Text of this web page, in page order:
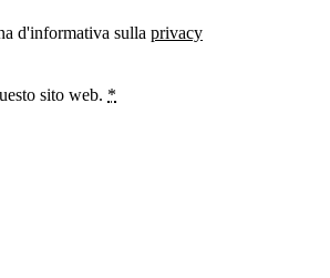
d'informativa sulla privacy
sito web. *